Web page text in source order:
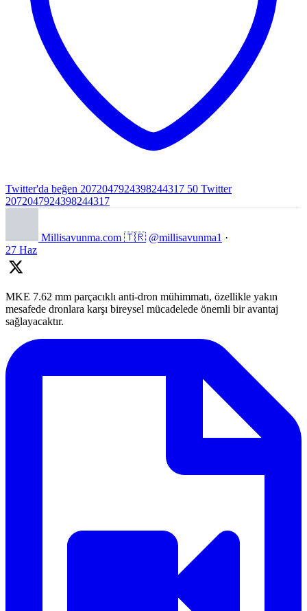
Twitter'da beğen 2072047924398244317 50 Twitter
2072047924398244317
Millisavunma.com 🇹🇷 @millisavunma1 ·
27 Haz
MKE 7.62 mm parçacıklı anti-dron mühimmatı, özellikle yakın
mesafede dronlara karşı bireysel mücadelede önemli bir avantaj
sağlayacaktır.